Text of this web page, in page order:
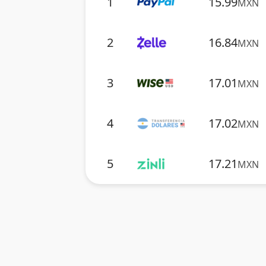
MXN
2 16.84MXN
3 17.01 MXN
4 17.02MXN
5 17.21 MXN